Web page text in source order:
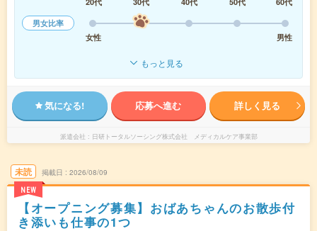
男女比率
女性
男性
もっと見る
気になる! 応募へ進む 詳しく見る
派遣会社 日研トータルソーシング株式会社 メディカルケア事業部
未読
NEW
掲載日 2026/08/09
【オープニング募集】おばあちゃんのお散歩付
き添いも仕事の1つ